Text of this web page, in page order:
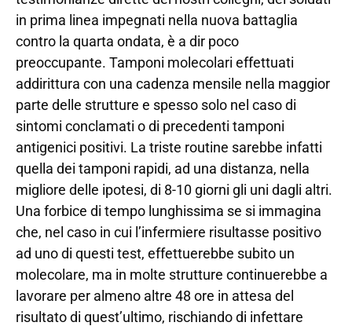
in prima linea impegnati nella nuova battaglia
contro la quarta ondata, è a dir poco
preoccupante. Tamponi molecolari effettuati
addirittura con una cadenza mensile nella maggior
parte delle strutture e spesso solo nel caso di
sintomi conclamati o di precedenti tamponi
antigenici positivi. La triste routine sarebbe infatti
quella dei tamponi rapidi, ad una distanza, nella
migliore delle ipotesi, di 8-10 giorni gli uni dagli altri.
Una forbice di tempo lunghissima se si immagina
che, nel caso in cui l’infermiere risultasse positivo
ad uno di questi test, effettuerebbe subito un
molecolare, ma in molte strutture continuerebbe a
lavorare per almeno altre 48 ore in attesa del
risultato di quest’ultimo, rischiando di infettare